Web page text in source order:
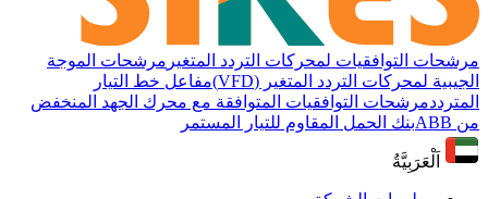
مرشحات التوافقيات لمحركات التردد المتغير مرشحات الموجة
الجيبية لمحركات التردد المتغير (VFD)
مفاعل خط التيار
المترددمرشحات التوافقيات المتوافقة مع محرك الجهد المنخفض
من ABB
بنك الحمل المقاوم للتيار المستمر
اَلْعَرَبِيَّةُ